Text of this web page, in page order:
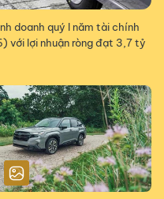
doanh quý I năm tài chính
với lợi nhuận ròng đạt 3,7 tỷ